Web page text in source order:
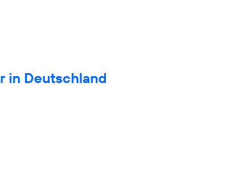
in Deutschland